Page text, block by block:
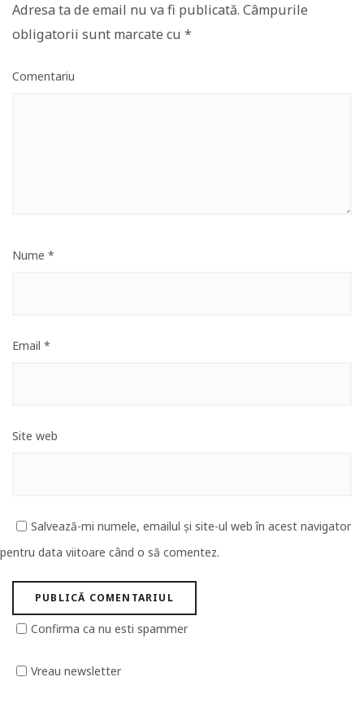
Adresa ta de email nu va fi publicată. Câmpurile
obligatorii sunt marcate cu *
Comentariu
Nume *
Email *
Site web
Salvează-mi numele, emailul și site-ul web în acest navigator
pentru data viitoare când o să comentez.
Confirma ca nu esti spammer
Vreau newsletter